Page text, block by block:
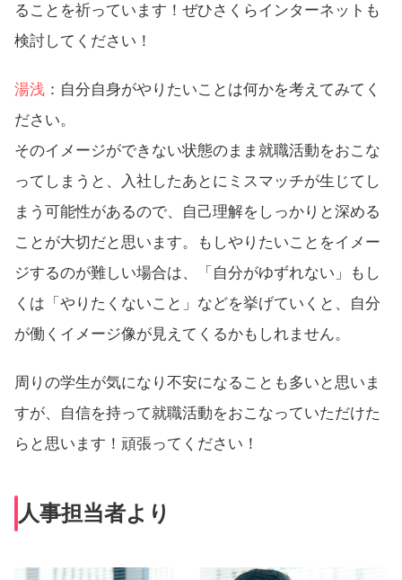
ることを祈っています！ぜひさくらインターネットも
検討してください！
湯浅 ：自分自身がやりたいことは何かを考えてみてく
ださい。
そのイメージができない状態のまま就職活動をおこな
ってしまうと、入社したあとにミスマッチが生じてし
まう可能性があるので、自己理解をしっかりと深める
ことが大切だと思います。もしやりたいことをイメー
ジするのが難しい場合は、「自分がゆずれない」もし
くは「やりたくないこと」などを挙げていくと、自分
が働くイメージ像が見えてくるかもしれません。
周りの学生が気になり不安になることも多いと思いま
すが、自信を持って就職活動をおこなっていただけた
らと思います！頑張ってください！
人事担当者より